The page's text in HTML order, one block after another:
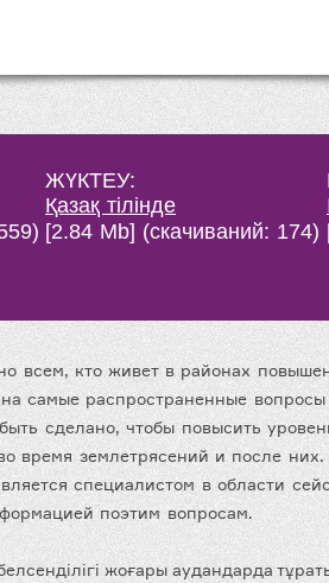
ЖҮКТЕУ:
Қазақ тілінде
[2.84 Mb] (cкачиваний: 174)
всем, кто живет в районах
самые распространенные
сделано, чтобы повысить
время землетрясений и после
специалистом в области
поэтим вопросам.
жоғары аудандарда